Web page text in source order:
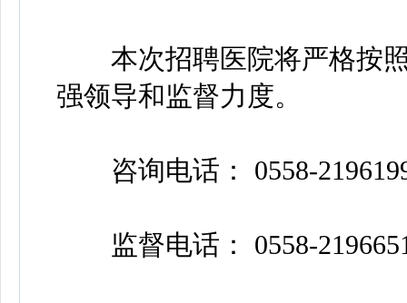
本次招聘医院将严格按照
强领导和监督力度。
咨询电话： 0558-
监督电话： 0558-